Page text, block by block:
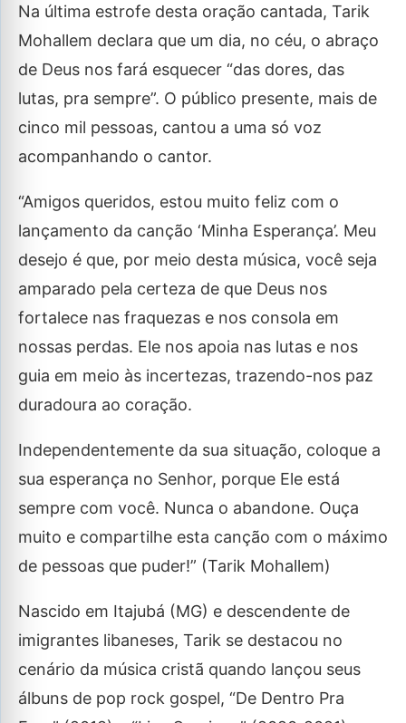
Na última estrofe desta oração cantada, Tarik
Mohallem declara que um dia, no céu, o abraço
de Deus nos fará esquecer “das dores, das
lutas, pra sempre”. O público presente, mais de
cinco mil pessoas, cantou a uma só voz
acompanhando o cantor.
“Amigos queridos, estou muito feliz com o
lançamento da canção ‘Minha Esperança’. Meu
desejo é que, por meio desta música, você seja
amparado pela certeza de que Deus nos
fortalece nas fraquezas e nos consola em
nossas perdas. Ele nos apoia nas lutas e nos
guia em meio às incertezas, trazendo-nos paz
duradoura ao coração.
Independentemente da sua situação, coloque a
sua esperança no Senhor, porque Ele está
sempre com você. Nunca o abandone. Ouça
muito e compartilhe esta canção com o máximo
de pessoas que puder!” (Tarik Mohallem)
Nascido em Itajubá (MG) e descendente de
imigrantes libaneses, Tarik se destacou no
cenário da música cristã quando lançou seus
álbuns de pop rock gospel, “De Dentro Pra